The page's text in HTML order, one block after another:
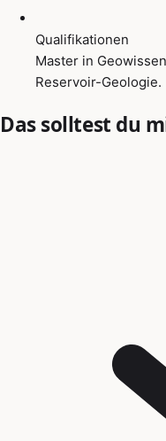
Qualifikationen
Master in
Reservoir-Geologie.
Das solltest du